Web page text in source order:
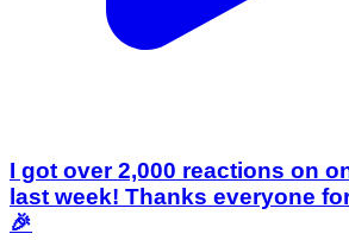
I got over 2,000 reactions on
last week! Thanks everyone
🎉